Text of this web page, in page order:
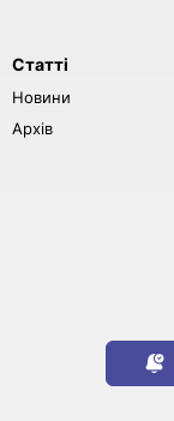
Статті
Новини
Архів